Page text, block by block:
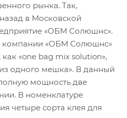
рынка. Так,
в Московской
«ОБМ Солюшнс».
компании «ОБМ Солюшнс»
«one bag mix solution»,
из одного мешка». В данный
мощность две
В номенклатуре
четыре сорта клея для